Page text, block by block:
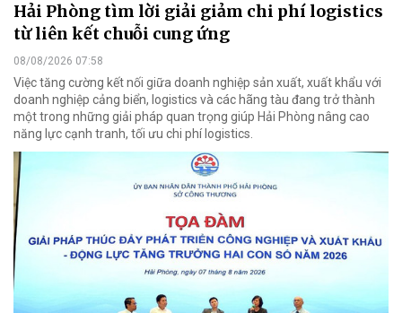
Hải Phòng tìm lời giải giảm chi phí logistics
từ liên kết chuỗi cung ứng
08/08/2026 07:58
Việc tăng cường kết nối giữa doanh nghiệp sản xuất, xuất khẩu với
doanh nghiệp cảng biển, logistics và các hãng tàu đang trở thành
một trong những giải pháp quan trọng giúp Hải Phòng nâng cao
năng lực cạnh tranh, tối ưu chi phí logistics.